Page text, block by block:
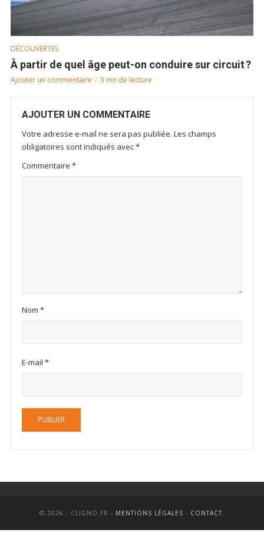
DÉCOUVERTES
À partir de quel âge peut-on conduire sur circuit ?
Ajouter un commentaire 3 mn de lecture
AJOUTER UN COMMENTAIRE
Votre adresse e-mail ne sera pas publiée. Les champs
obligatoires sont indiqués avec*
Commentaire *
Nom *
E-mail *
© 2026 - CLIGNO.FR - MENTIONS LÉGALES - CONTACT.